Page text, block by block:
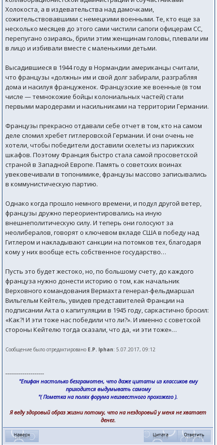
Холокоста, а в издевательства над дамочками,
сожительствовавшими с немецкими военными. Те, кто еще за
несколько месяцев до этого сами чистили сапоги офицерам СС,
перепугано озираясь, брили этим женщинам головы, плевали им
в лицо и избивали вместе с маленькими детьми.
Высадившиеся в 1944 году в Нормандии американцы считали,
что французы «должны» им и свой долг забирали, разграбляя
дома и насилуя француженок. Французские же военные (в том
числе — темнокожие бойцы колониальных частей) стали
первыми мародерами и насильниками на территории Германии.
Французы прекрасно отдавали себе отчет в том, кто на самом
деле сломил хребет гитлеровской Германии. И они очень не
хотели, чтобы победители доставили скелеты из парижских
шкафов. Поэтому Франция быстро стала самой просоветской
страной в Западной Европе. Память о советских воинах
увековечивали в топонимике, французы массово записывались
в коммунистическую партию.
Однако когда прошло немного времени, и подул другой ветер,
французы дружно переориентировались на иную
внешнеполитическую силу. И теперь они голосуют за
неолибералов, говорят о ключевом вкладе США в победу над
Гитлером и накладывают санкции на потомков тех, благодаря
кому у них вообще есть собственное государство…
Пусть это будет жестоко, но, по большому счету, до каждого
француза нужно донести историю о том, как начальник
Верховного командования Вермахта генерал-фельдмаршал
Вильгельм Кейтель, увидев представителей Франции на
подписании Акта о капитуляции в 1945 году, саркастично бросил:
«Как?! И эти тоже нас победили что ли?». И именно с советской
стороны Кейтелю тогда сказали, что да, «и эти тоже»…
Сообщение было отредактировано E.P. Iphan: 5.07.2017, 09:12
--------------------
"Епифан настолько безграмотен, что даже цитаты из классиков ему
приходится выдумывать самому
"( Пометка на полях форума неизвестного прохожего ).
Я веду здоровый образ жизни потому, что на нездоровый у меня не хватает
денег.